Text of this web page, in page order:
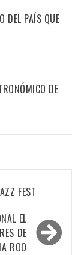
DEL PAÍS QUE
DE
FEST
EL
DE
ROO